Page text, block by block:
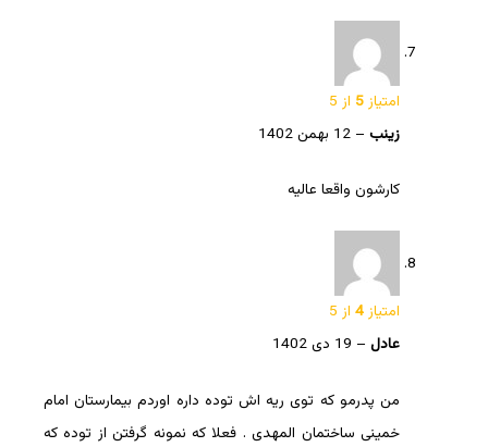
امتیاز5 از 5
زینب – 12 بهمن 1402
کارشون واقعا عالیه
امتیاز4 از 5
عادل – 19 دی 1402
من پدرمو که توی ریه اش توده داره اوردم بیمارستان امام
خمینی ساختمان المهدی . فعلا که نمونه گرفتن از توده که